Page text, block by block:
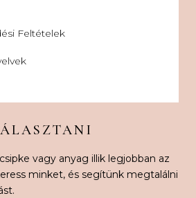
Feltételek
vagy anyag illik legjobban az
minket, és segítünk megtalálni